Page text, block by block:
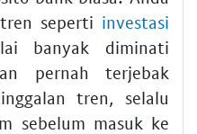
seperti investasi
banyak diminati
pernah terjebak
tren, selalu
sebelum masuk ke